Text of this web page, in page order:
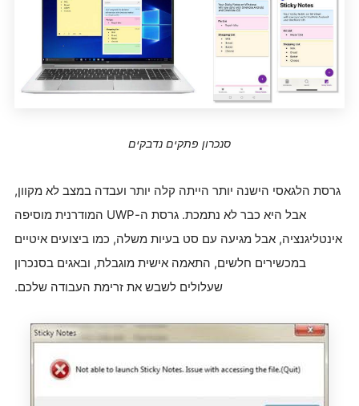
סנכרון פתקים נדבקים
גרסת הלגאסי הישנה יותר הייתה קלה יותר ועבדה במצב לא מקוון,
אבל היא כבר לא נתמכת. גרסת ה-UWP המודרנית מוסיפה
אינטליגנציה, אבל מגיעה עם סט בעיות משלה, כמו ביצועים איטיים
במכשירים חלשים, התאמה אישית מוגבלת, ובאגים בסנכרון
שעלולים לשבש את זרימת העבודה שלכם.